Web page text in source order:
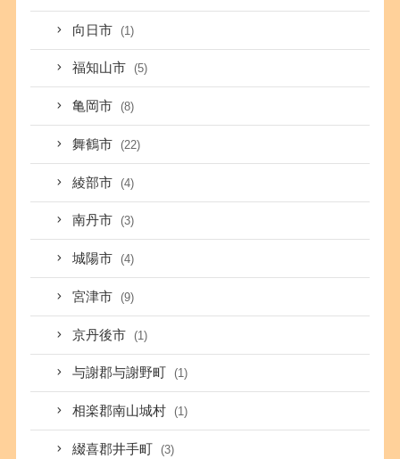
向日市 (1)
福知山市 (5)
亀岡市 (8)
舞鶴市 (22)
綾部市 (4)
南丹市 (3)
城陽市 (4)
宮津市 (9)
京丹後市 (1)
与謝郡与謝野町 (1)
相楽郡南山城村 (1)
綴喜郡井手町 (3)